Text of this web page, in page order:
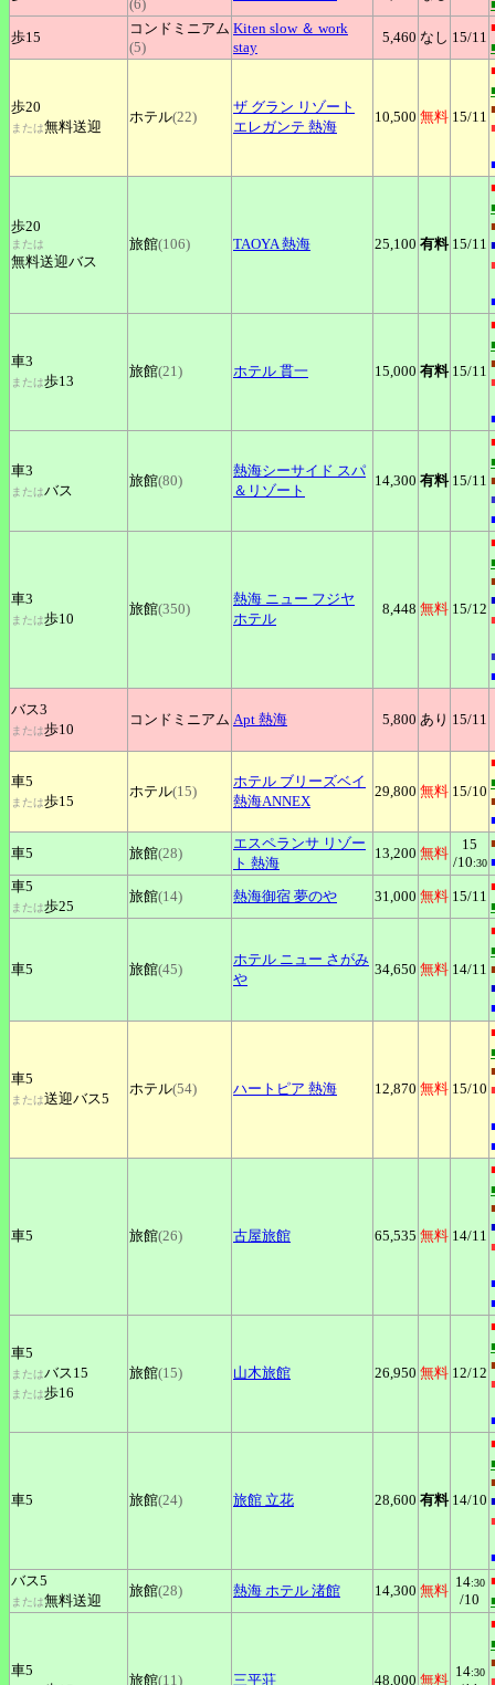
(6)
歩15
コンドミニアム
(5)
Kiten slow ＆ work
stay
5,460 なし 15/11
歩20
または無料送迎
ホテル(22)
ザ グラン リゾート
エレガンテ 熱海
10,500 無料 15/11
歩20
または
無料送迎バス
旅館(106) TAOYA熱海 25,100 有料 15/11
車3
または歩13
旅館(21) ホテル 貫一 15,000 有料 15/11
車3
またはバス
旅館(80)
熱海シーサイド スパ
＆リゾート
14,300 有料 15/11
車3
または歩10
旅館(350)
熱海 ニュー フジヤ
ホテル
8,448 無料 15/12
バス3
または歩10
コンドミニアム Apt 熱海 5,800 あり 15/11
車5
または歩15
ホテル(15)
ホテル ブリーズベイ
熱海ANNEX
29,800 無料 15/10
車5
旅館(28)
エスペランサ リゾー
ト 熱海
13,200 無料
15
/10:30
車5
または歩25
旅館(14) 熱海御宿 夢のや 31,000 無料 15/11
車5 旅館(45)
ホテル ニュー さがみ
や
34,650 無料 14/11
車5
または送迎バス5
ホテル(54) ハートピア 熱海 12,870 無料 15/10
車5 旅館(26) 古屋旅館 65,535 無料 14/11
車5
またはバス15
または歩16
旅館(15) 山木旅館 26,950 無料 12/12
車5 旅館(24) 旅館 立花 28,600 有料 14/10
バス5
または無料送迎
旅館(28) 熱海 ホテル 渚館 14,300 無料
14:30
/10
車5
旅館(11) 三平荘 48,000 無料
14:30